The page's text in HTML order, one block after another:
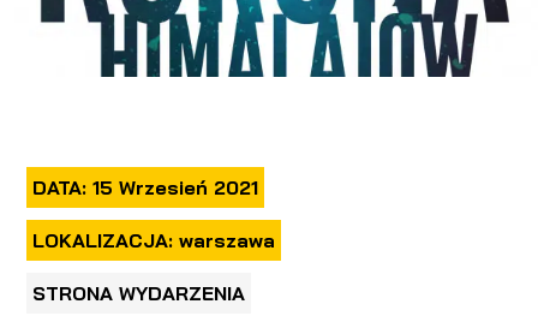
DATA: 15 Wrzesień 2021
LOKALIZACJA: warszawa
STRONA WYDARZENIA